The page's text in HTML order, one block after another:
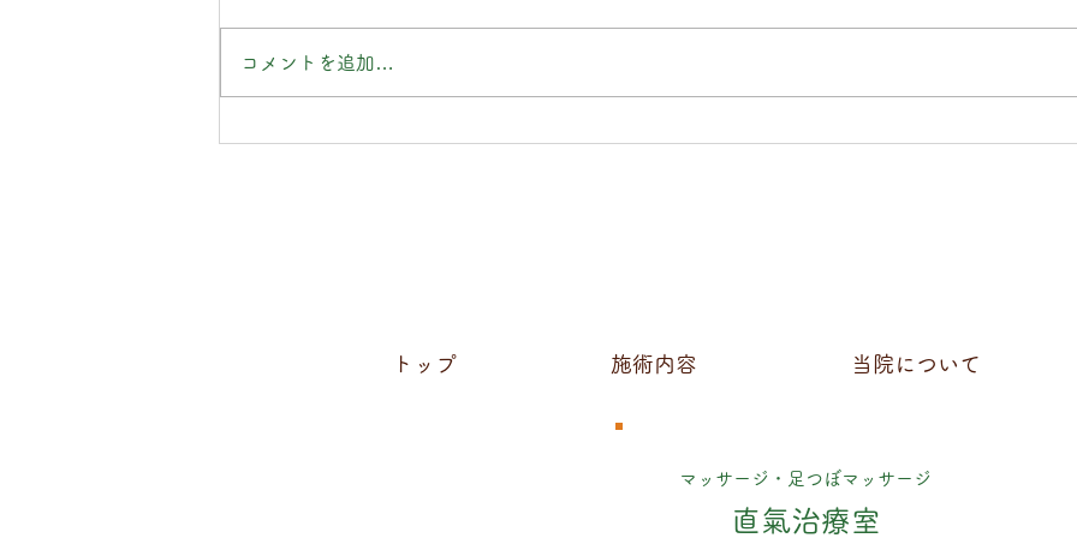
直氣治療室カレンダー2026
中島みゆき「十二月」
直
コメントを追加…
トップ 施術内容 当院について
マッサージ・足つぼマッサージ
直氣治療室